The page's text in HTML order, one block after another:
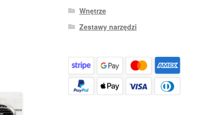
Wnętrze
Zestawy narzędzi